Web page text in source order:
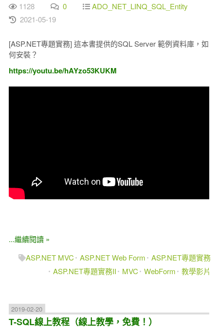
1128 0
ADO_NET_LINQ_SQL_Entity
2021-05-19
[ASP.NET專題實務] 這本書提供的SQL Server 範例資料庫，如
何安裝？
https://youtu.be/hAYzo53KUKM
...繼續閱讀 »
ASP.NET MVC
ASP.NET Web Form
ASP.NET專題實務
ASP.NET專題實務II
MVC WebForm 教學影片
2019-02-20
T-SQL線上教程（線上教學，免費！）